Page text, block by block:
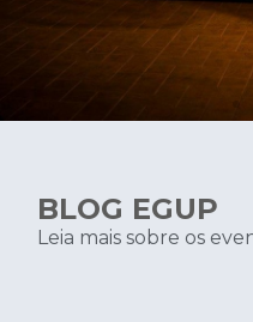
BLOG EGUP
Leia mais sobre os